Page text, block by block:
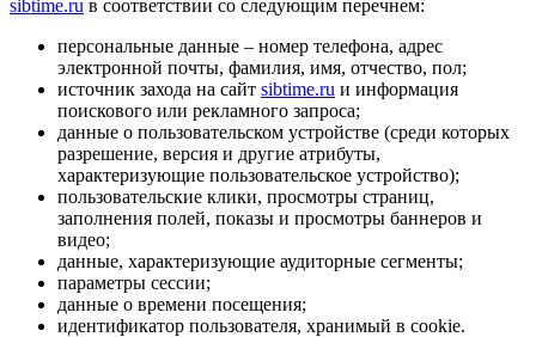
sibtime.ru в соответствии со следующим перечнем:
персональные данные – номер телефона, адрес
электронной почты, фамилия, имя, отчество, пол;
источник захода на сайт sibtime.ru и информация
поискового или рекламного запроса;
данные о пользовательском устройстве (среди которых
разрешение, версия и другие атрибуты,
характеризующие пользовательское устройство);
пользовательские клики, просмотры страниц,
заполнения полей, показы и просмотры баннеров и
видео;
данные, характеризующие аудиторные сегменты;
параметры сессии;
данные о времени посещения;
идентификатор пользователя, хранимый в cookie.